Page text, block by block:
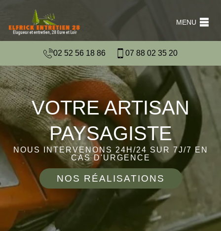
MENU
02 52 56 18 86 07 88 02 35 20
VOTRE ARTISAN
PAYSAGISTE
NOUS INTERVENONS 24H/24 SUR 7J/7 EN
CAS D'URGENCE
NOS RÉALISATIONS